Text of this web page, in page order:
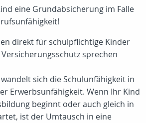
eine Grundabsicherung im Falle
direkt für schulpflichtige Kinder
sprechen
sich die Schulunfähigkeit in
Erwerbsunfähigkeit. Wenn Ihr Kind
beginnt oder auch gleich in
ist der Umtausch in eine